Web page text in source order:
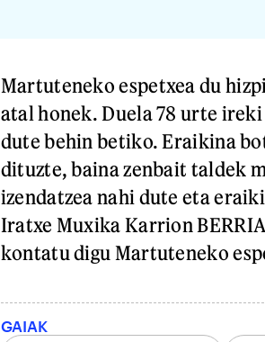
Martuteneko espetxea du
atal honek. Duela 78 urte
dute behin betiko. Eraikina
dituzte, baina zenbait taldek
izendatzea nahi dute eta
Iratxe Muxika Karrion
kontatu digu Martuteneko
GAIAK